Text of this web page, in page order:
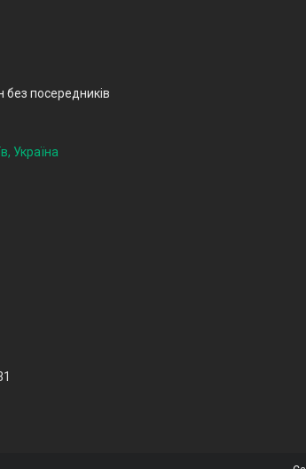
посередників
Україна